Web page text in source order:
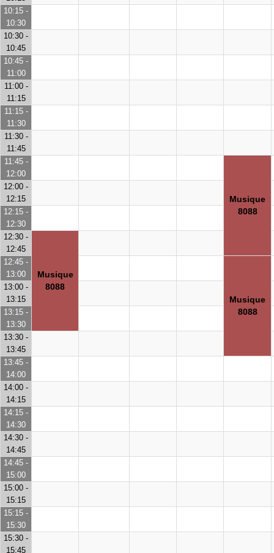
10:15 -
10:30
10:30 -
10:45
10:45 -
11:00
11:00 -
11:15
11:15 -
11:30
11:30 -
11:45
11:45 -
12:00
Musique
8088
12:00 -
12:15
12:15 -
12:30
12:30 -
12:45
Musique
8088
12:45 -
13:00
Musique
8088
13:00 -
13:15
13:15 -
13:30
13:30 -
13:45
13:45 -
14:00
14:00 -
14:15
14:15 -
14:30
14:30 -
14:45
14:45 -
15:00
15:00 -
15:15
15:15 -
15:30
15:30 -
15:45